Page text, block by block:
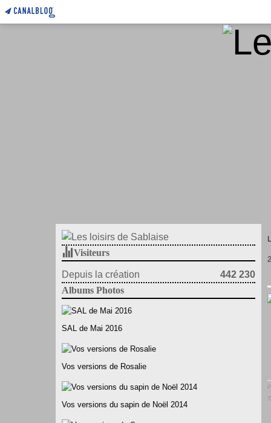
Visiteurs
Depuis la création
442 230
Albums Photos
SAL de Mai 2016
Vos versions de Rosalie
Vos versions du sapin de Noël 2014